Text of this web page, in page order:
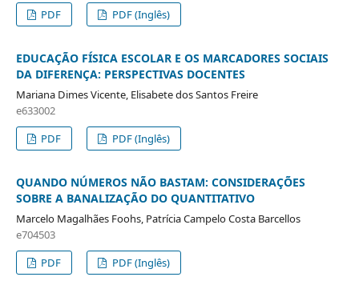
PDF
PDF (Inglês)
EDUCAÇÃO FÍSICA ESCOLAR E OS MARCADORES SOCIAIS
DA DIFERENÇA: PERSPECTIVAS DOCENTES
Mariana Dimes Vicente, Elisabete dos Santos Freire
e633002
PDF
PDF (Inglês)
QUANDO NÚMEROS NÃO BASTAM: CONSIDERAÇÕES
SOBRE A BANALIZAÇÃO DO QUANTITATIVO
Marcelo Magalhães Foohs, Patrícia Campelo Costa Barcellos
e704503
PDF
PDF (Inglês)